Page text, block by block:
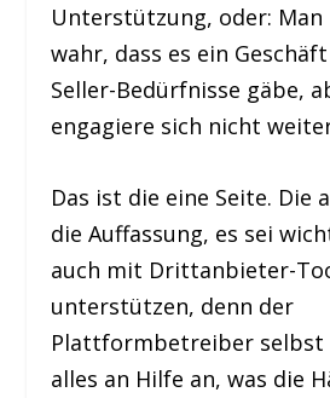
Unterstützung, oder: Man
wahr, dass es ein
Seller-Bedürfnisse gäbe,
engagiere sich nicht
Das ist die eine Seite. Die
die Auffassung, es sei
auch mit Drittanbieter-
unterstützen, denn der
Plattformbetreiber
alles an Hilfe an, was die